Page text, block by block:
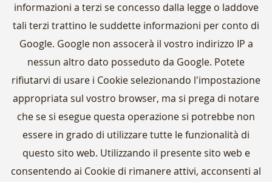
informazioni a terzi se concesso dalla legge o laddove
tali terzi trattino le suddette informazioni per conto di
Google. Google non assocerà il vostro indirizzo IP a
nessun altro dato posseduto da Google. Potete
rifiutarvi di usare i Cookie selezionando l'impostazione
appropriata sul vostro browser, ma si prega di notare
che se si esegue questa operazione si potrebbe non
essere in grado di utilizzare tutte le funzionalità di
questo sito web. Utilizzando il presente sito web e
consentendo ai Cookie di rimanere attivi, acconsenti al